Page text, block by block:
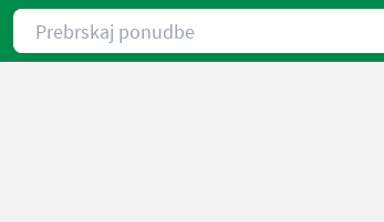
Prebrskaj ponudbe